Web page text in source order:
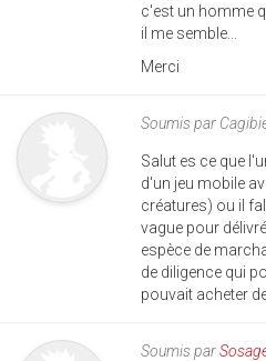
c'est un homme
il me semble...
Merci
Soumis par
Salut es ce que
d'un jeu mobile
créatures) ou il
vague pour
espèce de
de diligence qui
pouvait acheter
Soumis par